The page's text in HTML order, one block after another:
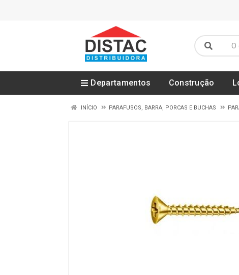
Departamentos Construção
INÍCIO PARAFUSOS, BARRA, PORCAS E BUCHAS